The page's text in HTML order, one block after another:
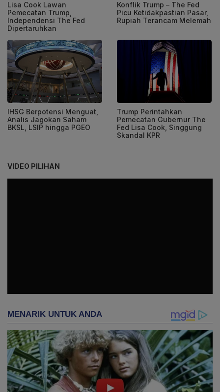
Lisa Cook Lawan
Pemecatan Trump,
Independensi The Fed
Dipertaruhkan
Konflik Trump – The Fed
Picu Ketidakpastian Pasar,
Rupiah Terancam Melemah
IHSG Berpotensi Menguat,
Analis Jagokan Saham
BKSL, LSIP hingga PGEO
Trump Perintahkan
Pemecatan Gubernur The
Fed Lisa Cook, Singgung
Skandal KPR
VIDEO PILIHAN